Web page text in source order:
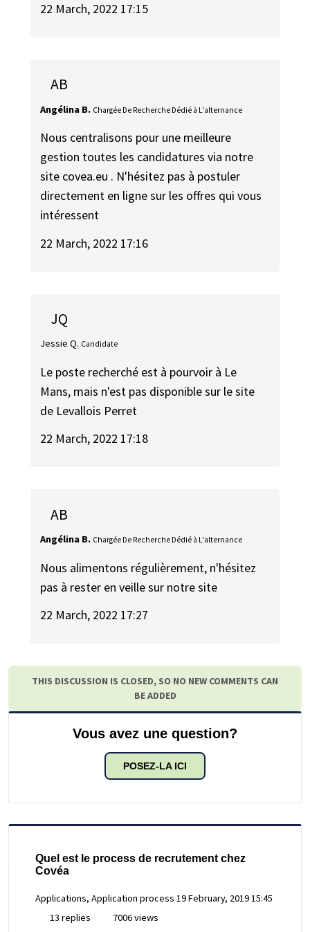
22 March, 2022 17:15
AB
Angélina B. Chargée De Recherche Dédié à L'alternance
Nous centralisons pour une meilleure
gestion toutes les candidatures via notre
site covea.eu . N'hésitez pas à postuler
directement en ligne sur les offres qui vous
intéressent
22 March, 2022 17:16
JQ
Jessie Q. Candidate
Le poste recherché est à pourvoir à Le
Mans, mais n'est pas disponible sur le site
de Levallois Perret
22 March, 2022 17:18
AB
Angélina B. Chargée De Recherche Dédié à L'alternance
Nous alimentons régulièrement, n'hésitez
pas à rester en veille sur notre site
22 March, 2022 17:27
THIS DISCUSSION IS CLOSED, SO NO NEW COMMENTS CAN
BE ADDED
Vous avez une question?
POSEZ-LA ICI
Quel est le process de recrutement chez
Covéa
Applications, Application process 19 February, 2019 15:45
13 replies
7006 views